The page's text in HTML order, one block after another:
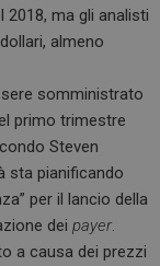
2018, ma gli analisti
almeno
somministrato
primo trimestre
Steven
sta pianificando
per il lancio della
deipayer
a causa dei prezzi